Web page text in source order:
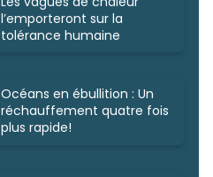
l’emporteront sur la
tolérance humaine
Océans en ébullition : Un
réchauffement quatre fois
plus rapide!